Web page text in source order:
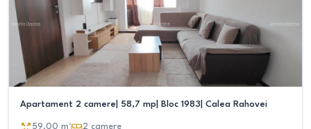
Apartament 2 camere| 58,7 mp| Bloc 1983| Calea Rahovei
59.00 m² 2 camere